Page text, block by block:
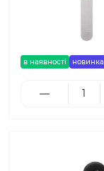
в наявності новинка